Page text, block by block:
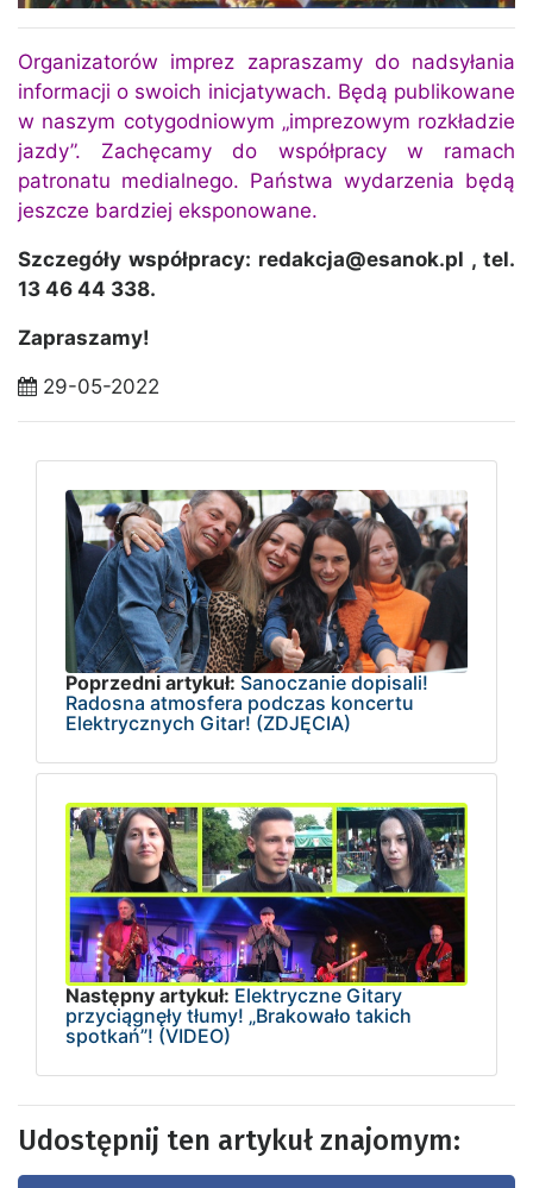
Organizatorów imprez zapraszamy do nadsyłania
informacji o swoich inicjatywach. Będą publikowane
w naszym cotygodniowym „imprezowym rozkładzie
jazdy”. Zachęcamy do współpracy w ramach
patronatu medialnego. Państwa wydarzenia będą
jeszcze bardziej eksponowane.
Szczegóły współpracy: redakcja@esanok.pl , tel.
13 46 44 338.
Zapraszamy!
29-05-2022
Poprzedni artykuł: Sanoczanie dopisali!
Radosna atmosfera podczas koncertu
Elektrycznych Gitar! (ZDJĘCIA)
Następny artykuł: Elektryczne Gitary
przyciągnęły tłumy! „Brakowało takich
spotkań”! (VIDEO)
Udostępnij ten artykuł znajomym: